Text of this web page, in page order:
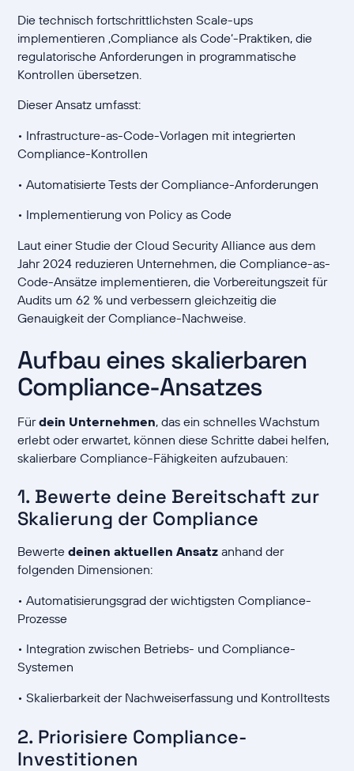
Die technisch fortschrittlichsten Scale-ups
implementieren ‚Compliance als Code‘-Praktiken, die
regulatorische Anforderungen in programmatische
Kontrollen übersetzen.
Dieser Ansatz umfasst:
• Infrastructure-as-Code-Vorlagen mit integrierten
Compliance-Kontrollen
• Automatisierte Tests der Compliance-Anforderungen
• Implementierung von Policy as Code
Laut einer Studie der Cloud Security Alliance aus dem
Jahr 2024 reduzieren Unternehmen, die Compliance-as-
Code-Ansätze implementieren, die Vorbereitungszeit für
Audits um 62 % und verbessern gleichzeitig die
Genauigkeit der Compliance-Nachweise.
Aufbau eines skalierbaren
Compliance-Ansatzes
Fürdein Unternehmen, das ein schnelles Wachstum
erlebt oder erwartet, können diese Schritte dabei helfen,
skalierbare Compliance-Fähigkeiten aufzubauen:
1. Bewerte deine Bereitschaft zur
Skalierung der Compliance
Bewertedeinen aktuellen Ansatz anhand der
folgenden Dimensionen:
• Automatisierungsgrad der wichtigsten Compliance-
Prozesse
• Integration zwischen Betriebs- und Compliance-
Systemen
• Skalierbarkeit der Nachweiserfassung und Kontrolltests
2. Priorisiere Compliance-
Investitionen